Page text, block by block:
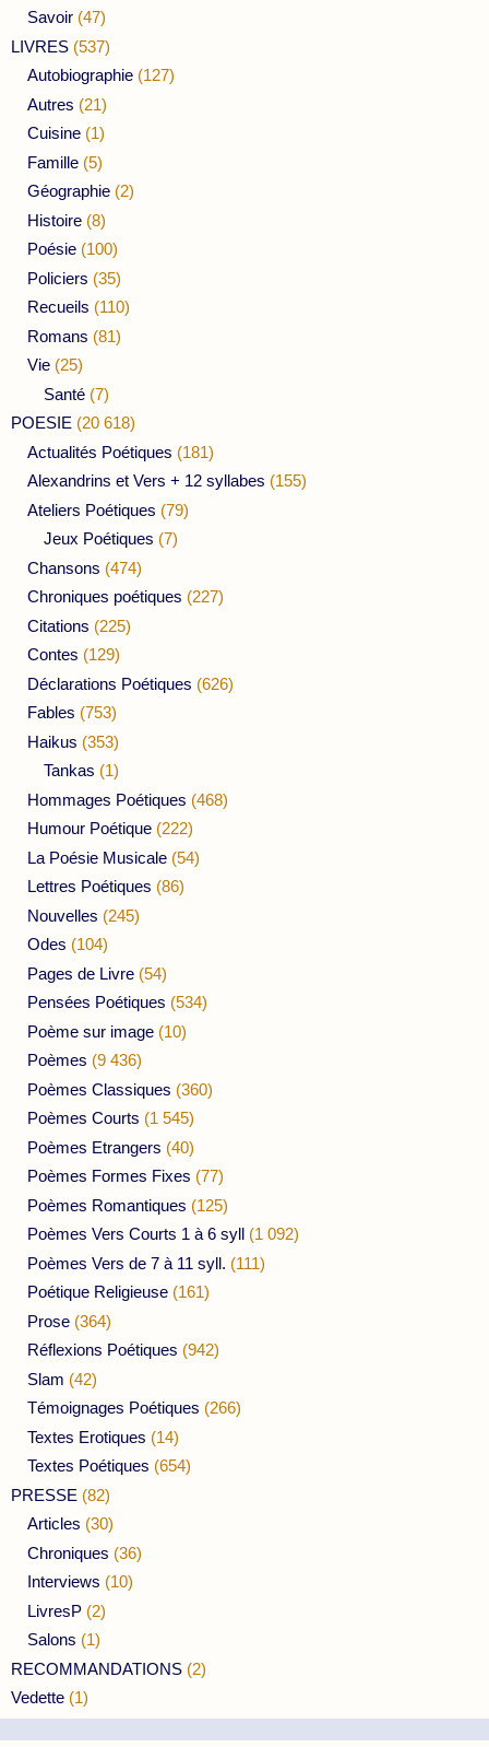
Savoir (47)
LIVRES (537)
Autobiographie (127)
Autres (21)
Cuisine (1)
Famille (5)
Géographie (2)
Histoire (8)
Poésie (100)
Policiers (35)
Recueils (110)
Romans (81)
Vie (25)
Santé (7)
POESIE (20 618)
Actualités Poétiques (181)
Alexandrins et Vers + 12 syllabes (155)
Ateliers Poétiques (79)
Jeux Poétiques (7)
Chansons (474)
Chroniques poétiques (227)
Citations (225)
Contes (129)
Déclarations Poétiques (626)
Fables (753)
Haikus (353)
Tankas (1)
Hommages Poétiques (468)
Humour Poétique (222)
La Poésie Musicale (54)
Lettres Poétiques (86)
Nouvelles (245)
Odes (104)
Pages de Livre (54)
Pensées Poétiques (534)
Poème sur image (10)
Poèmes (9 436)
Poèmes Classiques (360)
Poèmes Courts (1 545)
Poèmes Etrangers (40)
Poèmes Formes Fixes (77)
Poèmes Romantiques (125)
Poèmes Vers Courts 1 à 6 syll (1 092)
Poèmes Vers de 7 à 11 syll. (111)
Poétique Religieuse (161)
Prose (364)
Réflexions Poétiques (942)
Slam (42)
Témoignages Poétiques (266)
Textes Erotiques (14)
Textes Poétiques (654)
PRESSE (82)
Articles (30)
Chroniques (36)
Interviews (10)
LivresP (2)
Salons (1)
RECOMMANDATIONS (2)
Vedette (1)